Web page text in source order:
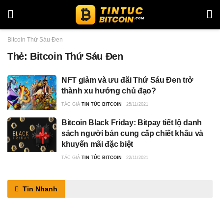
Bitcoin Thứ Sáu Đen
Thẻ: Bitcoin Thứ Sáu Đen
NFT giảm và ưu đãi Thứ Sáu Đen trở
thành xu hướng chủ đạo?
TÁC GIẢ TIN TỨC BITCOIN 25/11/2021
Bitcoin Black Friday: Bitpay tiết lộ danh
sách người bán cung cấp chiết khấu và
khuyến mãi đặc biệt
TÁC GIẢ TIN TỨC BITCOIN 22/11/2021
Tin Nhanh